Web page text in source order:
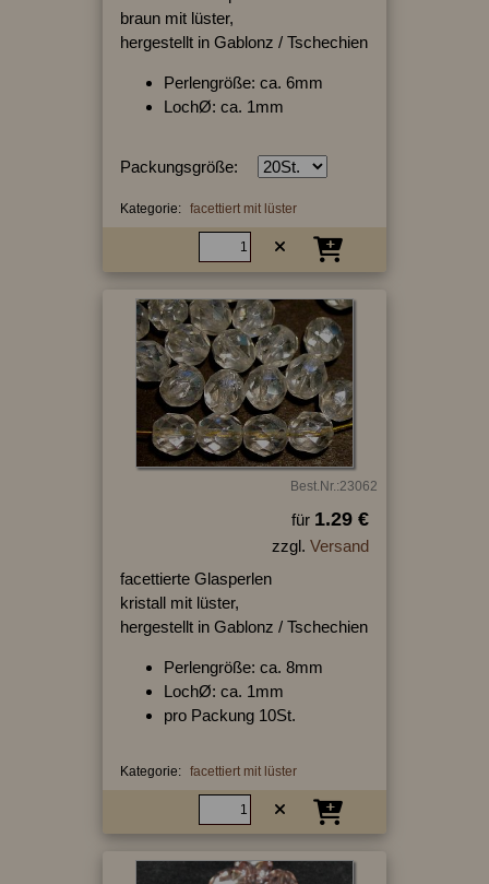
braun mit lüster,
hergestellt in Gablonz / Tschechien
Perlengröße: ca. 6mm
LochØ: ca. 1mm
Packungsgröße:
Kategorie: facettiert mit lüster
Best.Nr.:23062
für 1.29 €
zzgl. Versand
facettierte Glasperlen
kristall mit lüster,
hergestellt in Gablonz / Tschechien
Perlengröße: ca. 8mm
LochØ: ca. 1mm
pro Packung 10St.
Kategorie: facettiert mit lüster